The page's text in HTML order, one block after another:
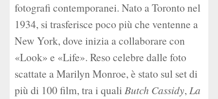
fotografi contemporanei. Nato a Toronto nel
1934, si trasferisce poco più che ventenne a
New York, dove inizia a collaborare con
«Look» e «Life». Reso celebre dalle foto
scattate a Marilyn Monroe, è stato sul set di
più di 100 film, tra i qualiButch Cassidy, La